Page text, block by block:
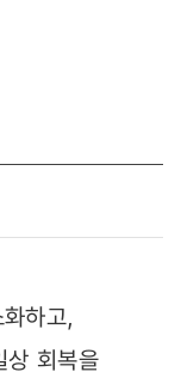
하고,
상 회복을